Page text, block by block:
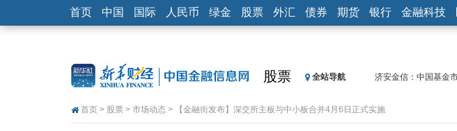
首页 中国 国际 人民币 绿金 股票 外汇 债券 期货 银行 金融科技
股票 全站导航
济安金信：中国基金
记者手记：疫情下的
首页 > 股票 > 市场动态 > 【金融街发布】深交所主板与中小板合并4月6日正式实施